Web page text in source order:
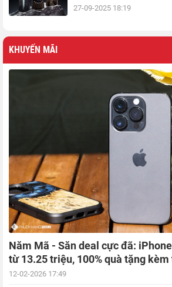
27-09-2025 18:19
KHUYẾN MÃI
Năm Mã - Săn deal cực đã:
từ 13.25 triệu, 100% quà tặng kèm
12-02-2026 17:49